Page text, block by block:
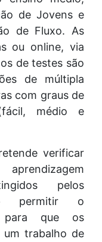
de Jovens e
de Fluxo. As
ou online, via
de testes são
de múltipla
com graus de
médio e
verificar
pelos
permitir o
para que os
um trabalho de